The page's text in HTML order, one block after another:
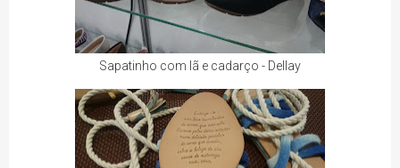
Sapatinho com lã e cadarço - Dellay